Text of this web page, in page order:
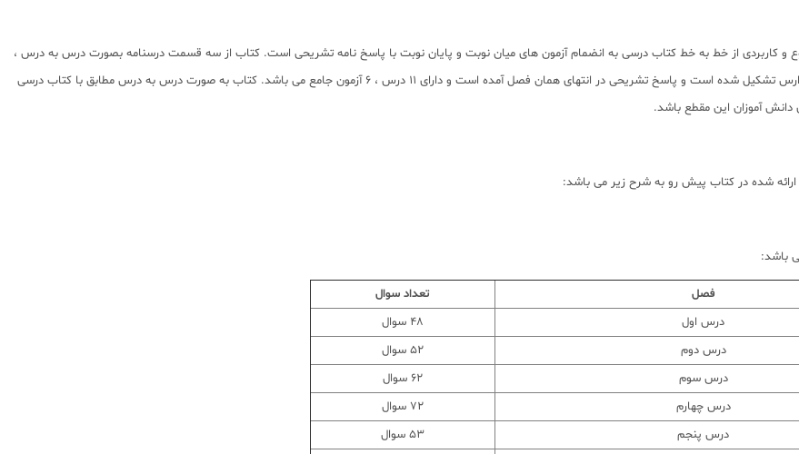
کاربردی از خط به خط کتاب درسی به انضمام آزمون های میان نوبت و پایان نوبت با پاسخ نامه تشریحی است. کتاب از سه قسمت درسنامه بصورت درس به درس ،
نمونه سوالات تشریحی و تستی از متن هر درس و امتحانات میان نوبت و پایان نوبت مدارس تشکیل شده است و پاسخ تشریحی در انتهای همان فصل آمده است و دارای 11 درس ، 6 آزمون جامع می باشد. کتاب به صورت درس به درس مطابق با کتاب درسی
دانش آموزان این مقطع باشد.
شده در کتاب پیش رو به شرح زیر می باشد:
باشد:
فصل
تعداد سوال
درس اول
48 سوال
درس دوم
52 سوال
درس سوم
62 سوال
درس چهارم
72 سوال
درس پنجم
53 سوال